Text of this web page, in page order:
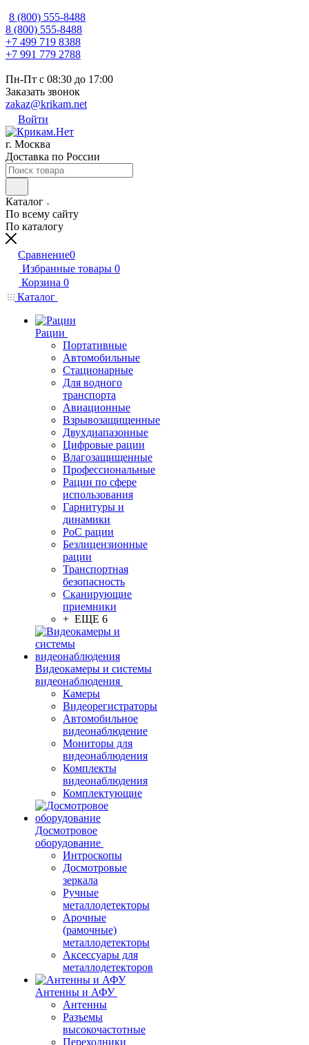
8 (800) 555-8488
8 (800) 555-8488
+7 499 719 8388
+7 991 779 2788
Пн-Пт с 08:30 до 17:00
Заказать звонок
zakaz@krikam.net
Войти
г. Москва
Доставка по России
Каталог
По всему сайту
По каталогу
Сравнение0
Избранные товары 0
Корзина 0
Каталог
Рации
Портативные
Автомобильные
Стационарные
Для водного
транспорта
Авиационные
Взрывозащищенные
Двухдиапазонные
Цифровые рации
Влагозащищенные
Профессиональные
Рации по сфере
использования
Гарнитуры и
динамики
PoC рации
Безлицензионные
рации
Транспортная
безопасность
Сканирующие
приемники
+ ЕЩЕ 6
Видеокамеры и системы
видеонаблюдения
Камеры
Видеорегистраторы
Автомобильное
видеонаблюдение
Мониторы для
видеонаблюдения
Комплекты
видеонаблюдения
Комплектующие
Досмотровое
оборудование
Интроскопы
Досмотровые
зеркала
Ручные
металлодетекторы
Арочные
(рамочные)
металлодетекторы
Аксессуары для
металлодетекторов
Антенны и АФУ
Антенны
Разъемы
высокочастотные
Переходники